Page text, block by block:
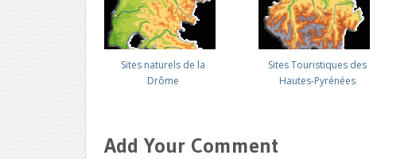
Sites naturels de la
Drôme
Sites Touristiques des
Hautes-Pyrénées
Add Your Comment